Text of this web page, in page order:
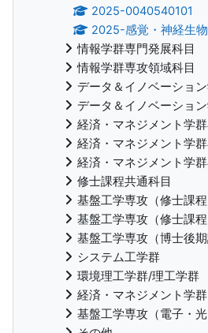
2025-0040540101
2025-感覚・神経生
情報学群専門発展科目
情報学群専攻領域科目
データ＆イノベーショ
データ＆イノベーショ
経済・マネジメント学
経済・マネジメント学
経済・マネジメント学
修士課程共通科目
基盤工学専攻（修士課
基盤工学専攻（修士課
基盤工学専攻（博士後
システム工学群
環境理工学群/理工学群
経済・マネジメント学群
基盤工学専攻（電子・光